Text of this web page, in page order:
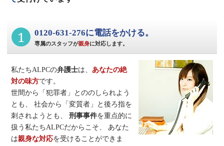
1 0120-631-276に電話をかける。
専属のスタッフが親身に対応します。
私たちALPCの弁護士は、あなたの絶
対の味方です。
世間から「犯罪者」とののしられよう
とも、
社会から「変質者」と後ろ指を
刺されようとも、
刑事事件を重点的に
扱う私たちALPCだからこそ、
あなた
は親身な対応を受けることができま